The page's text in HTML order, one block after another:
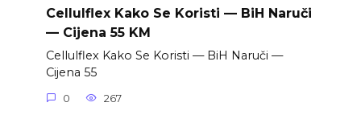
Cellulflex Kako Se Koristi — BiH Naruči
— Cijena 55 KM
Cellulflex Kako Se Koristi — BiH Naruči —
Cijena 55
0 267